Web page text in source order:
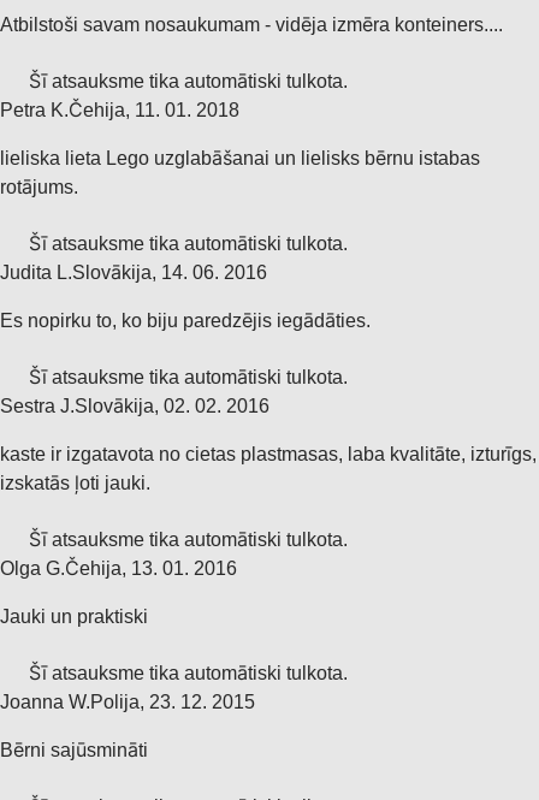
Atbilstoši savam nosaukumam - vidēja izmēra konteiners....
Šī atsauksme tika automātiski tulkota.
Petra K.Čehija, 11. 01. 2018
lieliska lieta Lego uzglabāšanai un lielisks bērnu istabas
rotājums.
Šī atsauksme tika automātiski tulkota.
Judita L.Slovākija, 14. 06. 2016
Es nopirku to, ko biju paredzējis iegādāties.
Šī atsauksme tika automātiski tulkota.
Sestra J.Slovākija, 02. 02. 2016
kaste ir izgatavota no cietas plastmasas, laba kvalitāte, izturīgs,
izskatās ļoti jauki.
Šī atsauksme tika automātiski tulkota.
Olga G.Čehija, 13. 01. 2016
Jauki un praktiski
Šī atsauksme tika automātiski tulkota.
Joanna W.Polija, 23. 12. 2015
Bērni sajūsmināti